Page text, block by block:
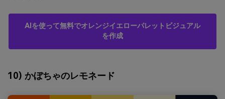
AIを使って無料でオレンジイエローパレットビジュアル
を作成
10) かぼちゃのレモネード